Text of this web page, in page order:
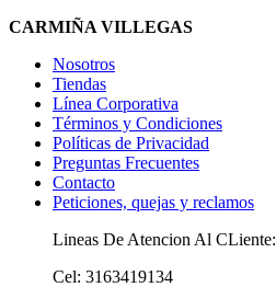
CARMIÑA VILLEGAS
Nosotros
Tiendas
Línea Corporativa
Términos y Condiciones
Políticas de Privacidad
Preguntas Frecuentes
Contacto
Peticiones, quejas y reclamos
Lineas De Atencion Al CLiente:
Cel: 3163419134